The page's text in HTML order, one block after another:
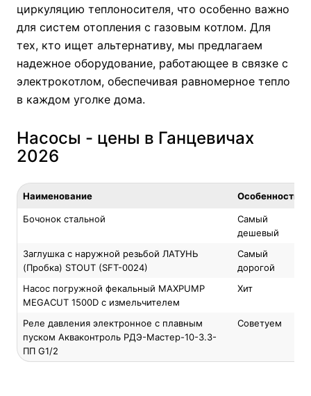
циркуляцию теплоносителя, что особенно важно
для систем отопления с газовым котлом. Для
тех, кто ищет альтернативу, мы предлагаем
надежное оборудование, работающее в связке с
электрокотлом, обеспечивая равномерное тепло
в каждом уголке дома.
Насосы - цены в Ганцевичах
2026
Наименование Особенность
Бочонок стальной
Самый
дешевый
Заглушка с наружной резьбой ЛАТУНЬ
(Пробка) STOUT (SFT-0024)
Самый
дорогой
Насос погружной фекальный MAXPUMP
MEGACUT 1500D с измельчителем
Хит
Реле давления электронное с плавным
пуском Акваконтроль РДЭ-Мастер-10-3.3-
ПП G1/2
Советуем